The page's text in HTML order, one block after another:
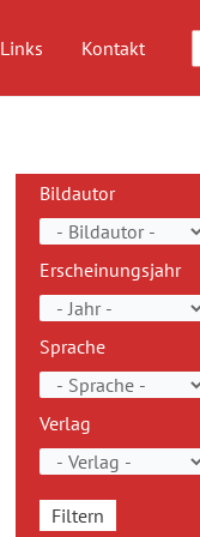
Links Kontakt
Bildautor
Erscheinungsjahr
Sprache
Verlag